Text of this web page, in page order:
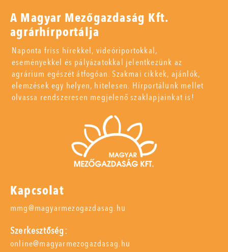
A Magyar Mezőgazdaság Kft.
agrárhírportálja
Naponta friss hírekkel, videóriportokkal,
eseményekkel és pályázatokkal jelentkezünk az
agrárium egészét átfogóan. Szakmai cikkek, ajánlók,
elemzések egy helyen, hitelesen. Hírportálunk mellet
olvassa rendszeresen megjelenő szaklapjainkat is!
Kapcsolat
mmg@magyarmezogazdasag.hu
Szerkesztőség:
online@magyarmezogazdasag.hu